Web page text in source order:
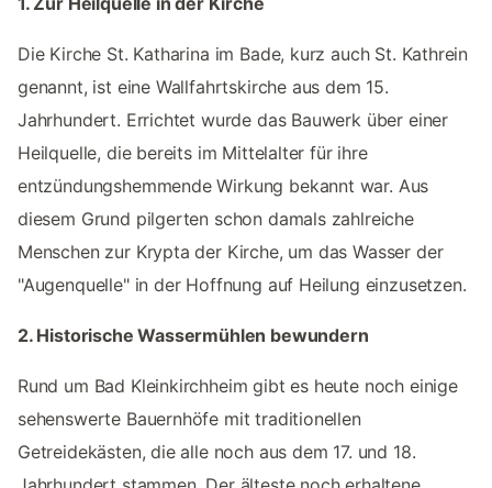
Die Kirche St. Katharina im Bade, kurz auch St. Kathrein
genannt, ist eine Wallfahrtskirche aus dem 15.
Jahrhundert. Errichtet wurde das Bauwerk über einer
Heilquelle, die bereits im Mittelalter für ihre
entzündungshemmende Wirkung bekannt war. Aus
diesem Grund pilgerten schon damals zahlreiche
Menschen zur Krypta der Kirche, um das Wasser der
"Augenquelle" in der Hoffnung auf Heilung einzusetzen.
2. Historische Wassermühlen bewundern
Rund um Bad Kleinkirchheim gibt es heute noch einige
sehenswerte Bauernhöfe mit traditionellen
Getreidekästen, die alle noch aus dem 17. und 18.